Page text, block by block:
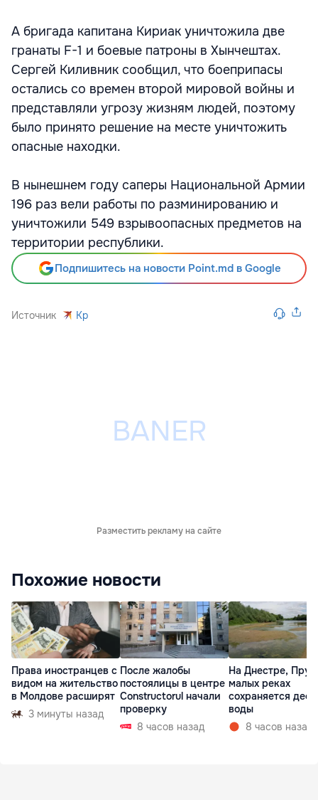
А бригада капитана Кириак уничтожила две
гранаты F-1 и боевые патроны в Хынчештах.
Сергей Киливник сообщил, что боеприпасы
остались со времен второй мировой войны и
представляли угрозу жизням людей, поэтому
было принято решение на месте уничтожить
опасные находки.
В нынешнем году саперы Национальной Армии
196 раз вели работы по разминированию и
уничтожили 549 взрывоопасных предметов на
территории республики.
Подпишитесь на новости Point.md в Google
Источник Kp
Разместить рекламу на сайте
Похожие новости
Права иностранцев с
видом на жительство
в Молдове расширят
3 минуты назад
После жалобы
постоялицы в центре
Constructorul начали
проверку
8 часов назад
На Днестре,
малых реках
сохраняется
воды
8 часов назад